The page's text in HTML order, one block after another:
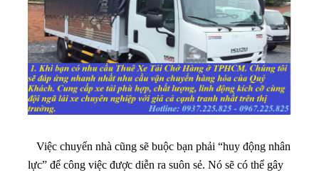
Việc chuyển nhà cũng sẽ buộc bạn phải “huy động nhân
lực” để công việc được diễn ra suôn sẻ. Nó sẽ có thể gây